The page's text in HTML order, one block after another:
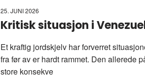
25. JUNI 2026
Kritisk situasjon i
Et kraftig jordskjelv har forverret
fra før av er hardt rammet. Den allerede
store konsekve